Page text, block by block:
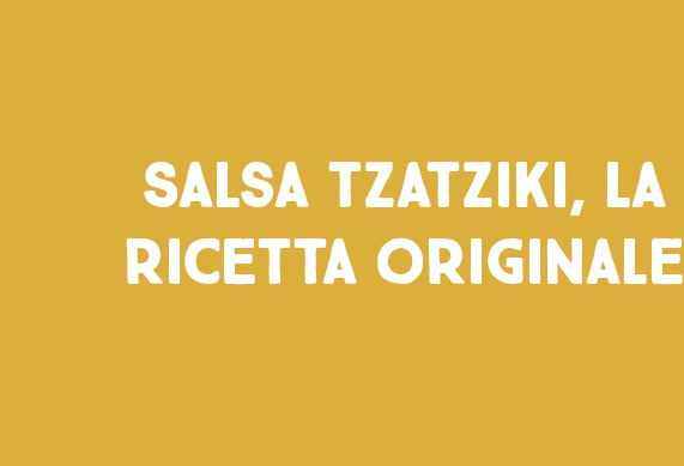
Salsa tzatziki, la
ricetta originale